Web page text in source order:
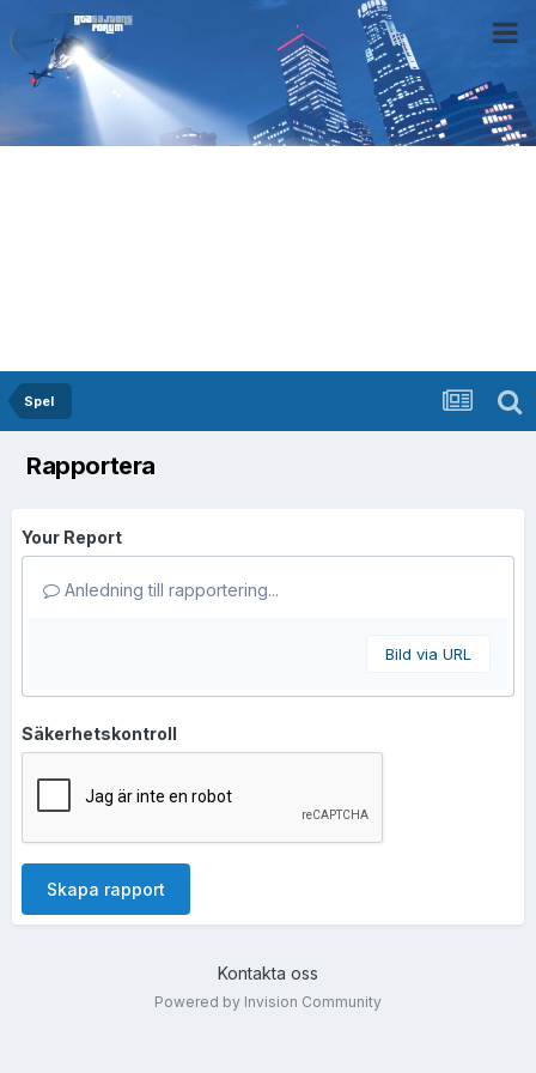
Spel
Rapportera
Your Report
Anledning till rapportering...
Bild via URL
Säkerhetskontroll
Skapa rapport
Kontakta oss
Powered by Invision Community